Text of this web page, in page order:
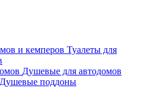
Туалеты для
Душевые для автодомов
Душевые поддоны